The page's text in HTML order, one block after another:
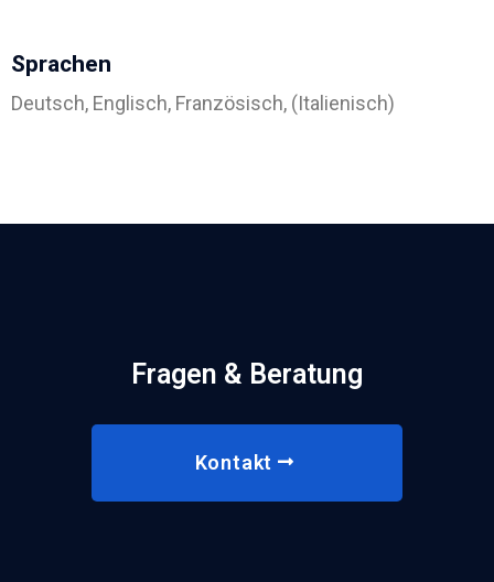
Sprachen
Deutsch, Englisch, Französisch, (Italienisch)
Fragen & Beratung
Kontakt